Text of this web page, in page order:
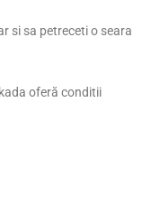
si sa petreceti o seara
oferă conditii
Hotel